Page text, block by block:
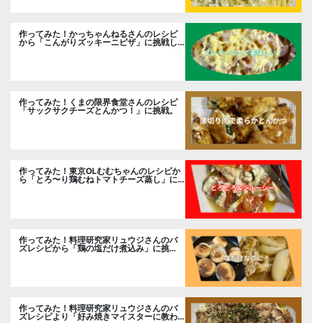
作ってみた！かっちゃんねるさんのレシピ
から「こんがりズッキーニピザ」に挑戦し
作ってみた！くまの限界食堂さんのレシピ
「サックサクチーズとんかつ！」に挑戦。
作ってみた！東京OLむむちゃんのレシピか
ら「とろ〜り鶏むねトマトチーズ蒸し」に
作ってみた！料理研究家リュウジさんのバ
ズレシピから「鶏の塩だけ煮込み」に挑
戦。
作ってみた！料理研究家リュウジさんのバ
ズレシピより「好み焼きマイスターに教わ